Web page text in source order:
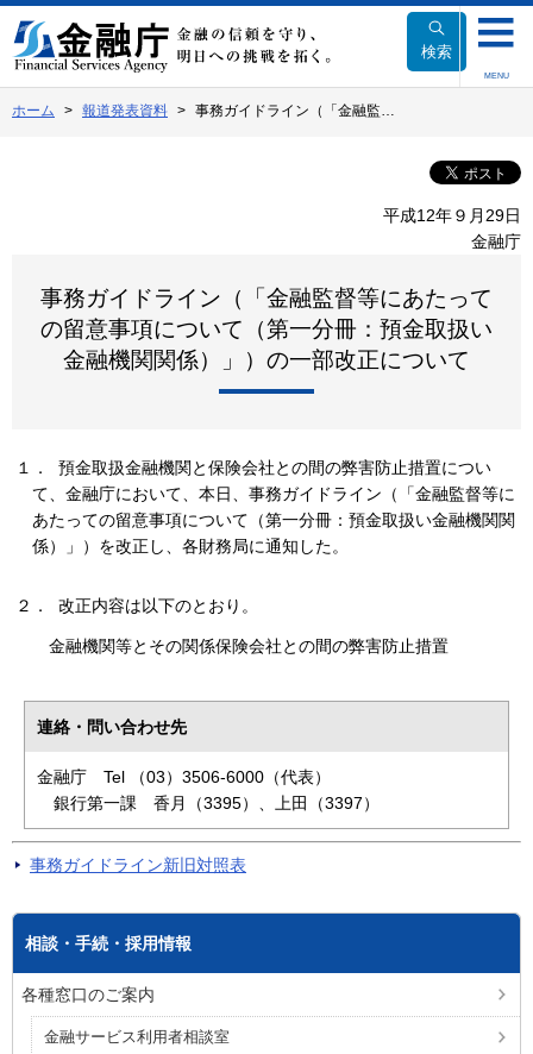
文
へ
動
検索
MENU
ホーム 報道発表資料 事務ガイドライン（「金融監…
平成12年９月29日
金融庁
事務ガイドライン（「金融監督等にあたって
の留意事項について（第一分冊：預金取扱い
金融機関関係）」）の一部改正について
１． 預金取扱金融機関と保険会社との間の弊害防止措置につい
て、金融庁において、本日、事務ガイドライン（「金融監督等に
あたっての留意事項について（第一分冊：預金取扱い金融機関関
係）」）を改正し、各財務局に通知した。
２． 改正内容は以下のとおり。
金融機関等とその関係保険会社との間の弊害防止措置
連絡・問い合わせ先
金融庁 Tel （03）3506-6000（代表）
銀行第一課 香月（3395）、上田（3397）
事務ガイドライン新旧対照表
相談・手続・採用情報
各種窓口のご案内
金融サービス利用者相談室